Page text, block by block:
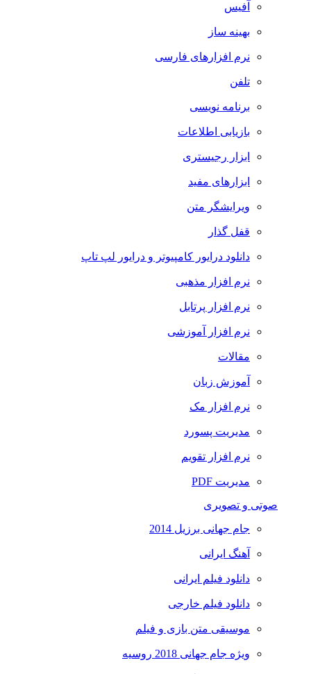
آفیس
بهینه ساز
نرم افزارهای فارسی
تلفن
برنامه نویسی
بازیابی اطلاعات
ابزار رجیستری
ابزارهای مفید
ویرایشگر متن
قفل گذار
دانلود درایور کامپیوتر و درایور لپ تاپ
نرم افزار مذهبی
نرم افزار پرتابل
نرم افزار آموزشی
مقالات
آموزش زبان
نرم افزار مک
مدیریت پسورد
نرم افزار تقویم
مدیریت PDF
صوتی و تصویری
جام جهانی برزیل 2014
آهنگ ایرانی
دانلود فیلم ایرانی
دانلود فیلم خارجی
موسیقی متن بازی و فیلم
ویژه جام جهانی 2018 روسیه